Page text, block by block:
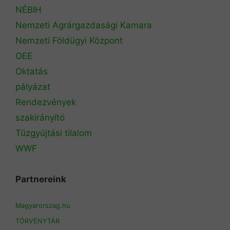
NÉBIH
Nemzeti Agrárgazdasági Kamara
Nemzeti Földügyi Központ
OEE
Oktatás
pályázat
Rendezvények
szakirányító
Tűzgyújtási tilalom
WWF
Partnereink
Magyarorszag.hu
TÖRVÉNYTÁR